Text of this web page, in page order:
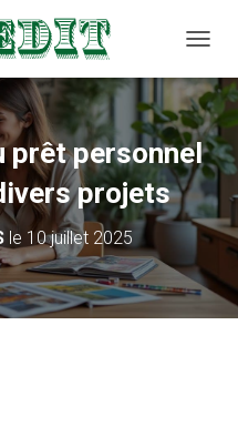
É
P
L
I
E
R
L
A
A
V
prêt personnel
projets
le 10 juillet 2025